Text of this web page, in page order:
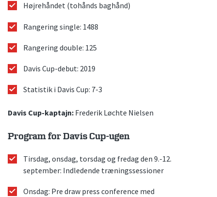
Højrehåndet (tohånds baghånd)
Rangering single: 1488
Rangering double: 125
Davis Cup-debut: 2019
Statistik i Davis Cup: 7-3
Davis Cup-kaptajn: Frederik Løchte Nielsen
Program for Davis Cup-ugen
Tirsdag, onsdag, torsdag og fredag den 9.-12.
september: Indledende træningssessioner
Onsdag: Pre draw press conference med